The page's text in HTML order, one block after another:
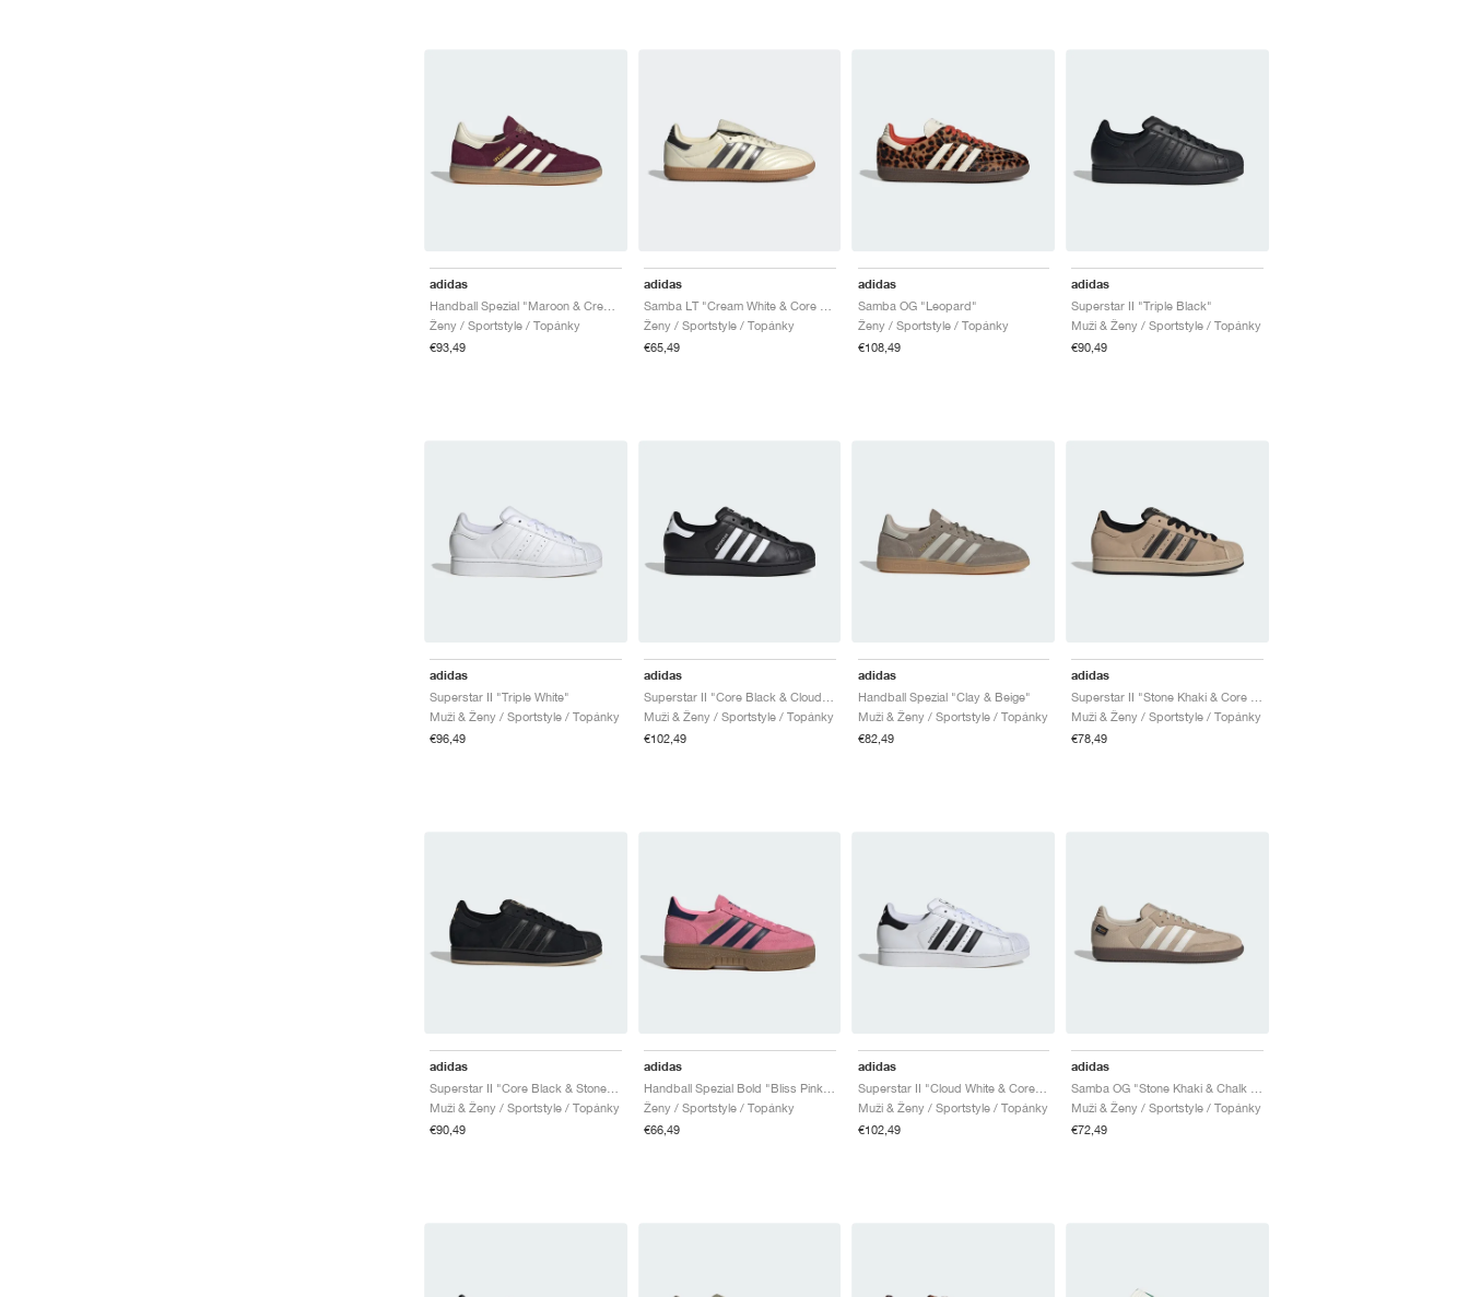
adidas
Ženy / Sportstyle / Topánky
€93,49
adidas
Ženy / Sportstyle / Topánky
€65,49
adidas
Samba OG "Leopard"
Ženy / Sportstyle / Topánky
€108,49
adidas
Superstar II "Triple Black"
Muži & Ženy / Sportstyle / Topánky
€90,49
adidas
Superstar II "Triple White"
Muži & Ženy / Sportstyle / Topánky
€96,49
adidas
Muži & Ženy / Sportstyle / Topánky
€102,49
adidas
Handball Spezial "Clay & Beige"
Muži & Ženy / Sportstyle / Topánky
€82,49
adidas
Muži & Ženy / Sportstyle / Topánky
€78,49
adidas
Muži & Ženy / Sportstyle / Topánky
€90,49
adidas
Ženy / Sportstyle / Topánky
€66,49
adidas
Superstar II "Cloud White & Core Black"
Muži & Ženy / Sportstyle / Topánky
€102,49
adidas
Muži & Ženy / Sportstyle / Topánky
€72,49